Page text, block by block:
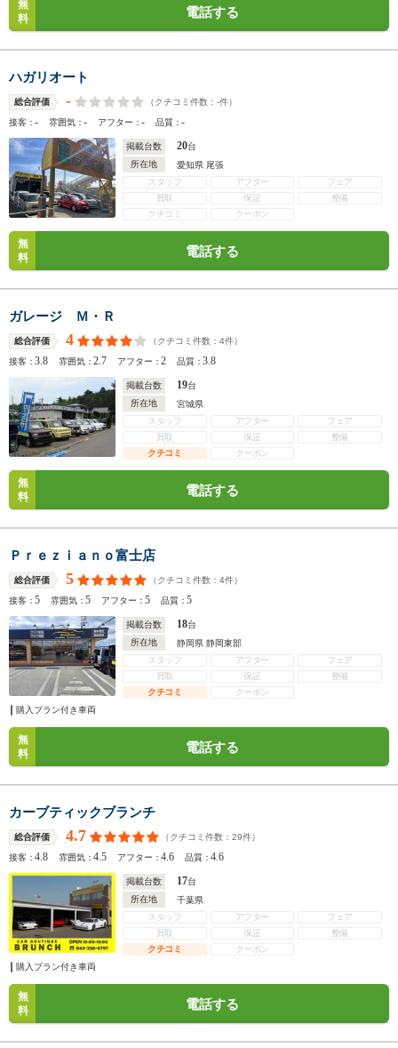
無
料
電話する
ハガリオート
総合評価 - （クチコミ件数： -件）
接客：- 雰囲気：- アフター：- 品質：-
掲載台数 20台
所在地
愛知県 尾張
スタッフ
アフター
フェア
買取
保証
整備
クチコミ
クーポン
無
料
電話する
ガレージ Ｍ・Ｒ
総合評価 4 （クチコミ件数： 4件）
接客：3.8 雰囲気：2.7 アフター：2 品質：3.8
掲載台数 19台
所在地
宮城県
スタッフ
アフター
フェア
買取
保証
整備
クチコミ
クーポン
無
料
電話する
Ｐｒｅｚｉａｎｏ富士店
総合評価 5 （クチコミ件数： 4件）
接客：5 雰囲気：5 アフター：5 品質：5
掲載台数 18台
所在地
静岡県 静岡東部
スタッフ
アフター
フェア
買取
保証
整備
クチコミ
クーポン
購入プラン付き車両
無
料
電話する
カーブティックブランチ
総合評価 4.7 （クチコミ件数： 29件）
接客：4.8 雰囲気：4.5 アフター：4.6 品質：4.6
掲載台数 17台
所在地
千葉県
スタッフ
アフター
フェア
買取
保証
整備
クチコミ
クーポン
購入プラン付き車両
無
料
電話する